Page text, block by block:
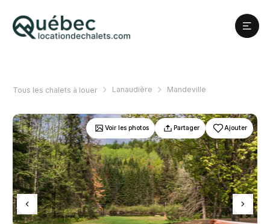
Tous les chalets à louer Lanaudière Mandeville
Voir les photos Partager Ajouter